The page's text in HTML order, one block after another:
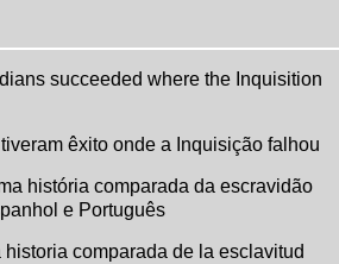
succeeded where the Inquisition
êxito onde a Inquisição falhou
história comparada da escravidão
e Português
comparada de la esclavitud